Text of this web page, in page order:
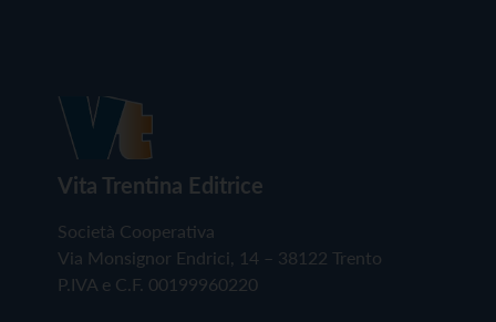
Vita Trentina Editrice
Società Cooperativa
Via Monsignor Endrici, 14 – 38122 Trento
P.IVA e C.F. 00199960220